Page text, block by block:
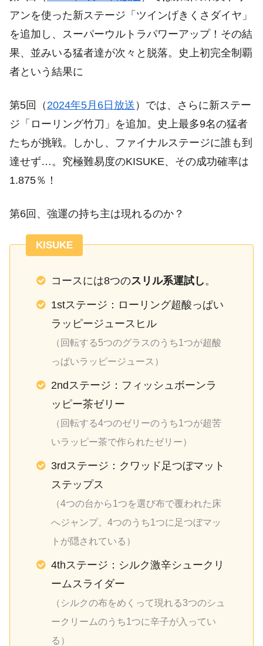
アンを使った新ステージ「ツインげきくさダイヤ」
を追加し、スーパーウルトラパワーアップ！その結
果、並みいる猛者達が次々と脱落。史上初完全制覇
者という結果に
第5回（ 2024年5月6日放送 ）では、さらに新ステー
ジ「ローリング竹刀」を追加。史上最多9名の猛者
たちが挑戦。しかし、ファイナルステージに誰も到
達せず…。究極難易度のKISUKE、その成功確率は
1.875％！
第6回、強運の持ち主は現れるのか？
KISUKE
コースには8つのスリル系運試し 。
1stステージ：ローリング超酸っぱい
ラッピージュースヒル
（回転する5つのグラスのうち1つが超酸
っぱいラッピージュース）
2ndステージ：フィッシュボーンラ
ッピー茶ゼリー
（回転する4つのゼリーのうち1つが超苦
いラッピー茶で作られたゼリー）
3rdステージ：クワッド足つぼマット
ステップス
（4つの台から1つを選び布で覆われた床
へジャンプ。4つのうち1つに足つぼマッ
トが隠されている）
4thステージ：シルク激辛シュークリ
ームスライダー
（シルクの布をめくって現れる3つのシュ
ークリームのうち1つに辛子が入ってい
る）